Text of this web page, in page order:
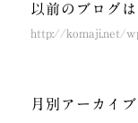
以前のブログ
http://komaji.net/
月別アーカイブ